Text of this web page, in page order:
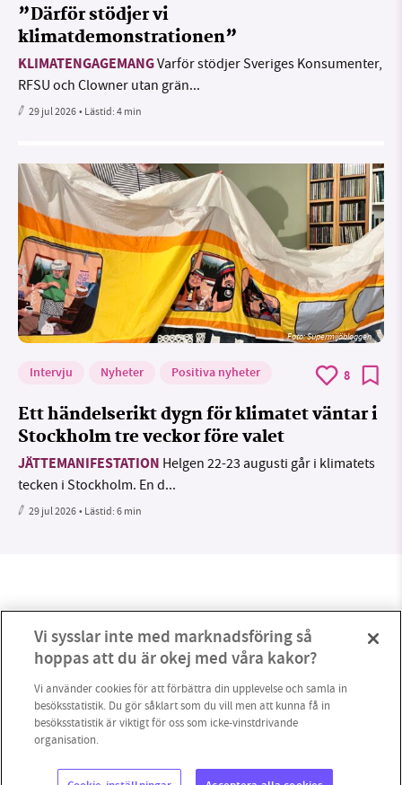
”Därför stödjer vi
klimatdemonstrationen”
KLIMATENGAGEMANGVarför stödjer Sveriges Konsumenter,
RFSU och Clowner utan grän...
29 jul 2026• Lästid:4 min
Foto: Supermijöbloggen
Intervju Nyheter Positiva nyheter 8
Ett händelserikt dygn för klimatet väntar i
Stockholm tre veckor före valet
JÄTTEMANIFESTATION Helgen 22-23 augusti går i klimatets
tecken i Stockholm. En d...
29 jul 2026• Lästid:6 min
Vi sysslar inte med marknadsföring så
hoppas att du är okej med våra kakor?
Vi använder cookies för att förbättra din upplevelse och samla in
besöksstatistik. Du gör såklart som du vill men att kunna få in
besöksstatistik är viktigt för oss som icke-vinstdrivande
organisation.